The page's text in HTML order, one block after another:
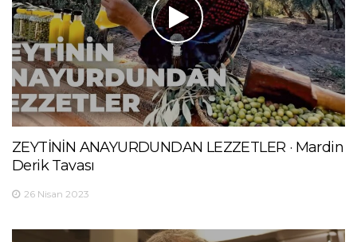
ZEYTİNİN ANAYURDUNDAN LEZZETLER · Mardin
Derik Tavası
26 Nisan 2023